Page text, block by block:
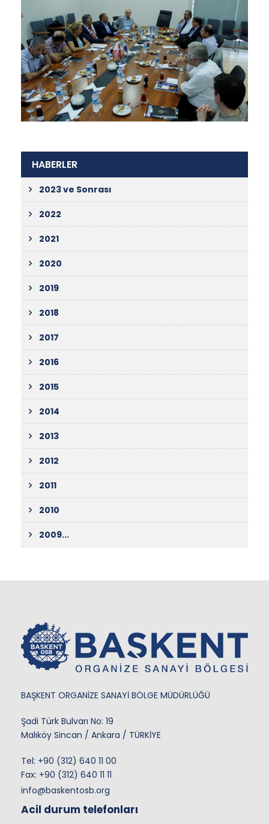
HABERLER
2023 ve Sonrası
2022
2021
2020
2019
2018
2017
2016
2015
2014
2013
2012
2011
2010
2009...
BAŞKENT ORGANİZE SANAYİ BÖLGE MÜDÜRLÜĞÜ
Şadi Türk Bulvarı No: 19
Malıköy Sincan / Ankara / TÜRKİYE
Tel: +90 (312) 640 11 00
Fax: +90 (312) 640 11 11
info@baskentosb.org
Acil durum telefonları